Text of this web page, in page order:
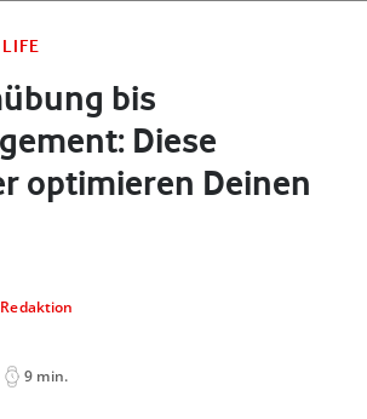
bis
Diese
optimieren Deinen
9 min.